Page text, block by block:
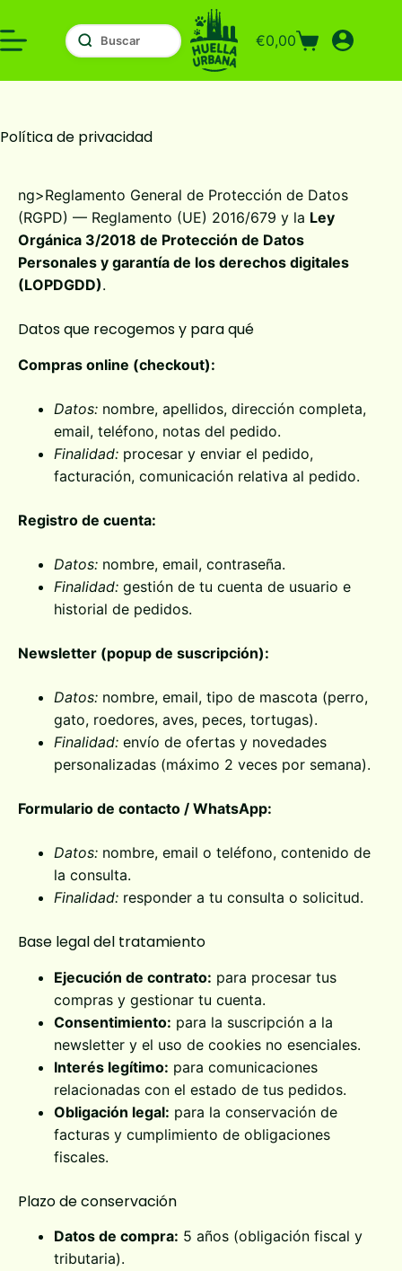
al
contenido
Carro
compra
€0,00
Política de privacidad
ng>Reglamento General de Protección de Datos
(RGPD) — Reglamento (UE) 2016/679 y la Ley
Orgánica 3/2018 de Protección de Datos
Personales y garantía de los derechos digitales
(LOPDGDD).
Datos que recogemos y para qué
Compras online (checkout):
Datos: nombre, apellidos, dirección completa,
email, teléfono, notas del pedido.
Finalidad: procesar y enviar el pedido,
facturación, comunicación relativa al pedido.
Registro de cuenta:
Datos: nombre, email, contraseña.
Finalidad: gestión de tu cuenta de usuario e
historial de pedidos.
Newsletter (popup de suscripción):
Datos: nombre, email, tipo de mascota (perro,
gato, roedores, aves, peces, tortugas).
Finalidad: envío de ofertas y novedades
personalizadas (máximo 2 veces por semana).
Formulario de contacto / WhatsApp:
Datos: nombre, email o teléfono, contenido de
la consulta.
Finalidad: responder a tu consulta o solicitud.
Base legal del tratamiento
Ejecución de contrato: para procesar tus
compras y gestionar tu cuenta.
Consentimiento: para la suscripción a la
newsletter y el uso de cookies no esenciales.
Interés legítimo: para comunicaciones
relacionadas con el estado de tus pedidos.
Obligación legal: para la conservación de
facturas y cumplimiento de obligaciones
fiscales.
Plazo de conservación
Datos de compra: 5 años (obligación fiscal y
tributaria).